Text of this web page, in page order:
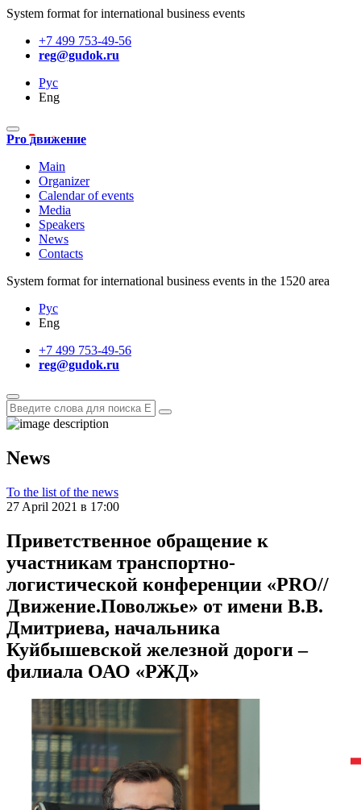
System format for international business events
+7 499 753-49-56
reg@gudok.ru
Рус
Eng
Pro движение
Main
Organizer
Calendar of events
Media
Speakers
News
Contacts
System format for international business events in the 1520 area
Рус
Eng
+7 499 753-49-56
reg@gudok.ru
News
To the list of the news
27 April 2021 в 17:00
Приветственное обращение к
участникам транспортно-
логистической конференции «PRO//
Движение.Поволжье» от имени В.В.
Дмитриева, начальника
Куйбышевской железной дороги –
филиала ОАО «РЖД»